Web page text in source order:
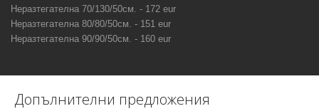
Неразтегателна 70/130/50см. - 172 eur
Неразтегателна 80/80/50см. - 151 eur
Неразтегателна 90/90/50см. - 160 eur
Допълнителни предложения